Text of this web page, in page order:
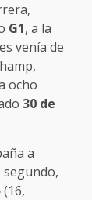
G1, a la
venía de
,
ocho
30 de
a
segundo,
(16,